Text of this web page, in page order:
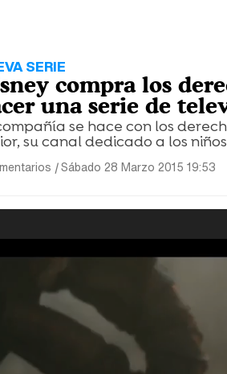
SERIE
compra los
una serie de
se hace con los
su canal dedicado a los
|Sábado 28 Marzo 2015 19:53